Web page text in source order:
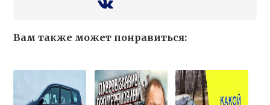
Вам также может понравиться: